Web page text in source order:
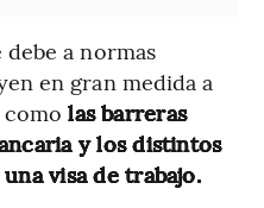
debe a normas
en gran medida a
comolas barreras
y los distintos
visa de trabajo.